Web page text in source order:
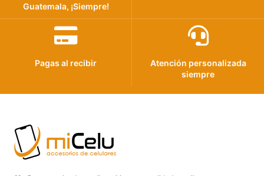
Guatemala, ¡Siempre!
Pagas al recibir
Atención personalizada
siempre